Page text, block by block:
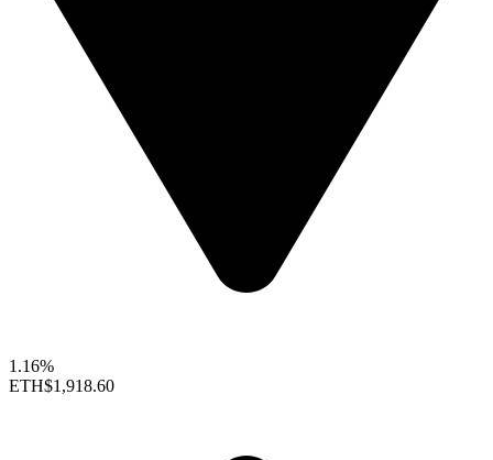
1.16%
ETH$1,918.60